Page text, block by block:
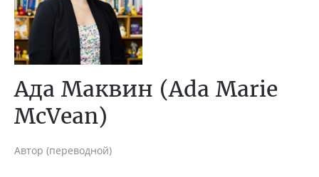
Ада Маквин (Ada Marie
McVean)
Автор (переводной)